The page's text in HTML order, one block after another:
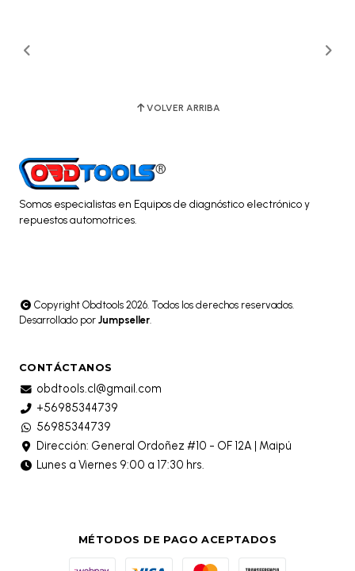
VOLVER ARRIBA
Somos especialistas en Equipos de diagnóstico electrónico y
repuestos automotrices.
Copyright Obdtools 2026. Todos los derechos reservados.
Desarrollado por Jumpseller
CONTÁCTANOS
obdtools.cl@gmail.com
+56985344739
56985344739
Dirección: General Ordoñez #10 - OF 12A | Maipú
Lunes a Viernes 9:00 a 17:30 hrs.
MÉTODOS DE PAGO ACEPTADOS